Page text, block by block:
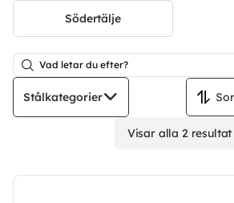
Södertälje
Stålkategorier
Visar alla 2 resultat